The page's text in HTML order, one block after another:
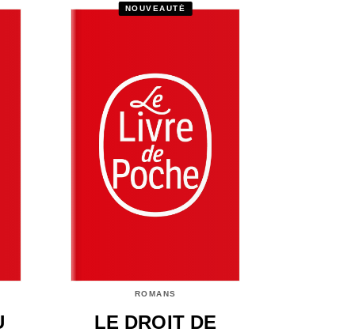
NOUVEAUTÉ
ROMANS
LE DROIT DE